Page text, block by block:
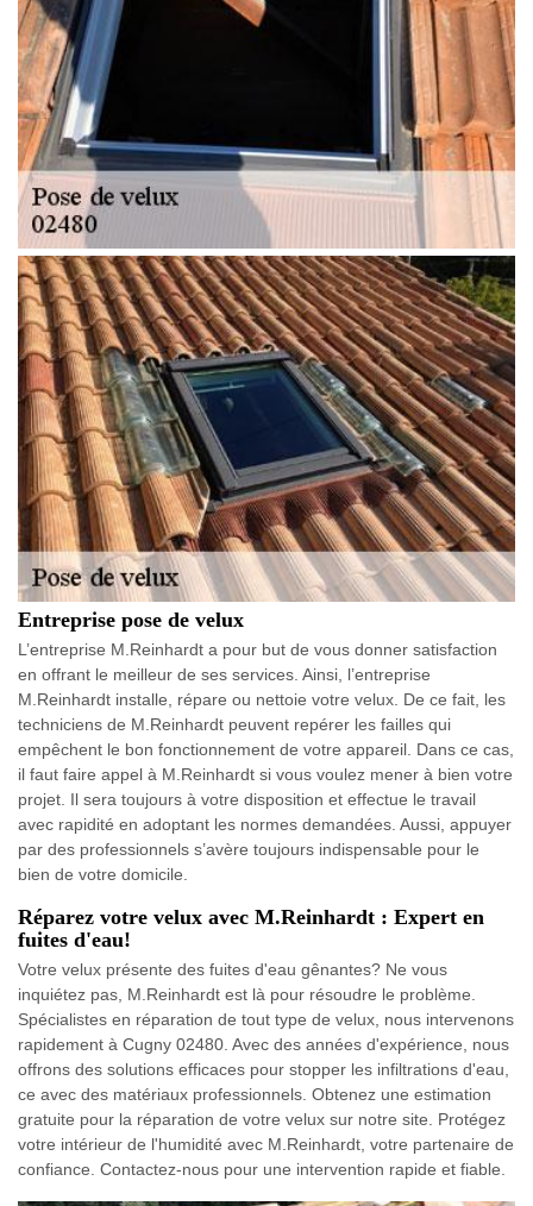
Entreprise pose de velux
L’entreprise M.Reinhardt a pour but de vous donner satisfaction
en offrant le meilleur de ses services. Ainsi, l’entreprise
M.Reinhardt installe, répare ou nettoie votre velux. De ce fait, les
techniciens de M.Reinhardt peuvent repérer les failles qui
empêchent le bon fonctionnement de votre appareil. Dans ce cas,
il faut faire appel à M.Reinhardt si vous voulez mener à bien votre
projet. Il sera toujours à votre disposition et effectue le travail
avec rapidité en adoptant les normes demandées. Aussi, appuyer
par des professionnels s’avère toujours indispensable pour le
bien de votre domicile.
Réparez votre velux avec M.Reinhardt : Expert en
fuites d'eau!
Votre velux présente des fuites d'eau gênantes? Ne vous
inquiétez pas, M.Reinhardt est là pour résoudre le problème.
Spécialistes en réparation de tout type de velux, nous intervenons
rapidement à Cugny 02480. Avec des années d'expérience, nous
offrons des solutions efficaces pour stopper les infiltrations d'eau,
ce avec des matériaux professionnels. Obtenez une estimation
gratuite pour la réparation de votre velux sur notre site. Protégez
votre intérieur de l'humidité avec M.Reinhardt, votre partenaire de
confiance. Contactez-nous pour une intervention rapide et fiable.